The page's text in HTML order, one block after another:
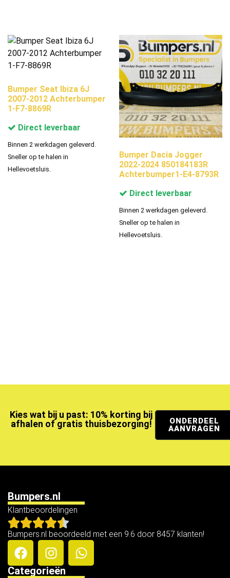
Bumper Seat Ibiza 6J
2007-2012 Achterbumper
1-F7-8869R
Direct leverbaar
Binnen 2 werkdagen geleverd.
Sneller op te halen in
Hellevoetsluis.
Bumper Dacia Jogger
2022-2024 850184183R
Achterbumper1-E4-8793R
Direct leverbaar
Binnen 2 werkdagen geleverd.
Sneller op te halen in
Hellevoetsluis.
Kies wat bij u past: 10% korting bij
afhalen of gratis thuisbezorging!
ONDERDEEL
AANVRAGEN
Bumpers.nl
Klantbeoordelingen
Bumpers.nl beoordeeld met een 9.6 door 8457 klanten!
Categorieën